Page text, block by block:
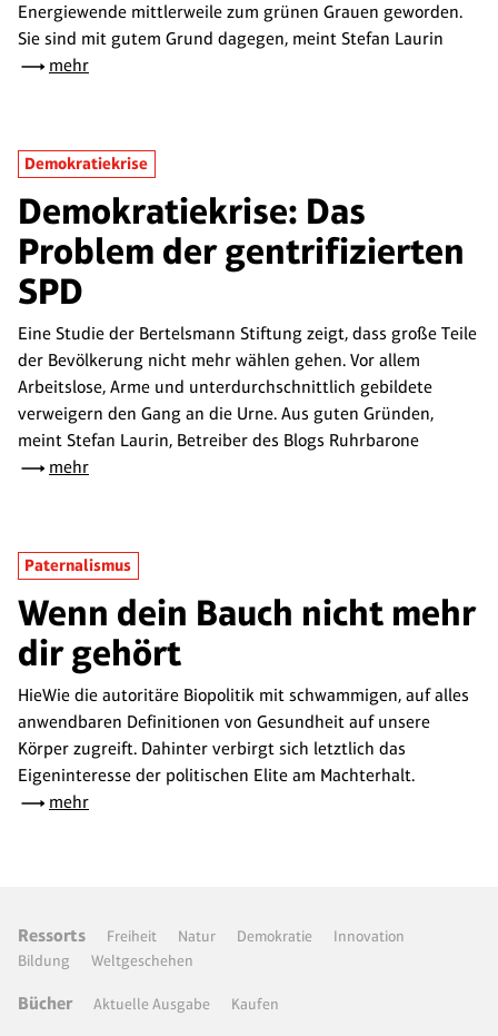
Energiewende mittlerweile zum grünen Grauen geworden.
Sie sind mit gutem Grund dagegen, meint Stefan Laurin
mehr
Demokratiekrise
Demokratiekrise: Das
Problem der gentrifizierten
SPD
Eine Studie der Bertelsmann Stiftung zeigt, dass große Teile
der Bevölkerung nicht mehr wählen gehen. Vor allem
Arbeitslose, Arme und unterdurchschnittlich gebildete
verweigern den Gang an die Urne. Aus guten Gründen,
meint Stefan Laurin, Betreiber des Blogs Ruhrbarone
mehr
Paternalismus
Wenn dein Bauch nicht mehr
dir gehört
HieWie die autoritäre Biopolitik mit schwammigen, auf alles
anwendbaren Definitionen von Gesundheit auf unsere
Körper zugreift. Dahinter verbirgt sich letztlich das
Eigeninteresse der politischen Elite am Machterhalt.
mehr
Ressorts Freiheit Natur Demokratie
Innovation
Bildung
Weltgeschehen
Bücher Aktuelle Ausgabe Kaufen